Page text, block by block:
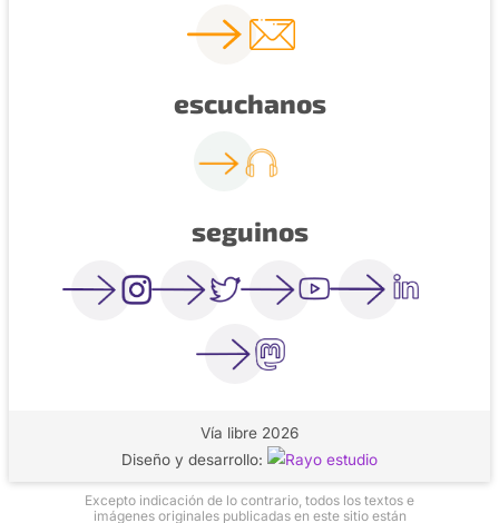
escuchanos
seguinos
Vía libre 2026
Diseño y desarrollo:
Excepto indicación de lo contrario, todos los textos e
imágenes originales publicadas en este sitio están